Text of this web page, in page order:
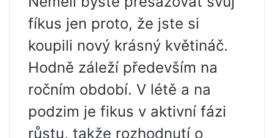
fíkus jen proto, že jste si
koupili nový krásný květináč.
Hodně záleží především na
ročním období. V létě a na
podzim je fikus v aktivní fázi
růstu, takže rozhodnutí o